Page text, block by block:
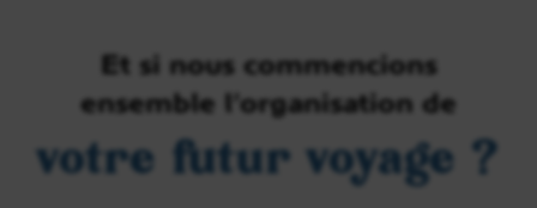
Et si nous commencions
ensemble l’organisation de
votre futur voyage ?